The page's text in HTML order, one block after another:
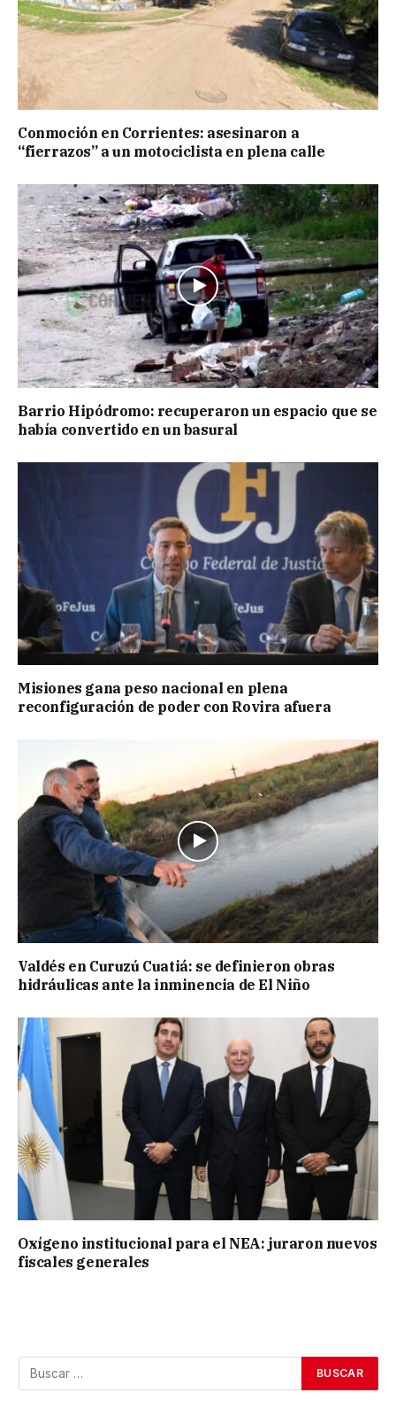
Conmoción en Corrientes: asesinaron a
“fierrazos” a un motociclista en plena calle
Barrio Hipódromo: recuperaron un espacio que se
había convertido en un basural
Misiones gana peso nacional en plena
reconfiguración de poder con Rovira afuera
Valdés en Curuzú Cuatiá: se definieron obras
hidráulicas ante la inminencia de El Niño
Oxígeno institucional para el NEA: juraron nuevos
fiscales generales